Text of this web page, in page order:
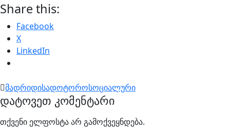
Share this:
Facebook
X
LinkedIn
მადრიდისადოტოროსოციალური
დატოვეთ კომენტარი
თქვენი ელფოსტა არ გამოქვეყნდება.